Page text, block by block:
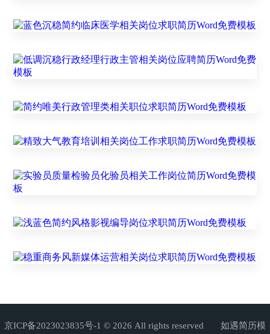
京ICP备2023023835号-1 © 2026 All rights reserved 如遇简历模